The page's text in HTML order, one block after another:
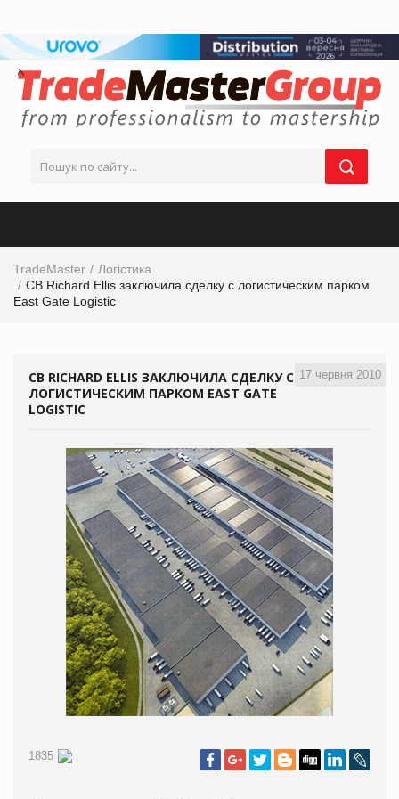
TradeMaster
Логістика
CB Richard Ellis заключила сделку с логистическим парком
East Gate Logistic
17 червня 2010
CB RICHARD ELLIS ЗАКЛЮЧИЛА СДЕЛКУ С
ЛОГИСТИЧЕСКИМ ПАРКОМ EAST GATE
LOGISTIC
1835